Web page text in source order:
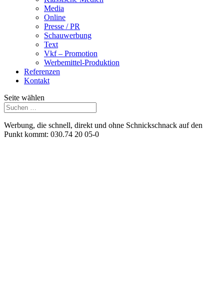
Media
Online
Presse / PR
Schauwerbung
Text
Vkf – Promotion
Werbemittel-Produktion
Referenzen
Kontakt
Seite wählen
Werbung, die schnell, direkt und ohne Schnickschnack auf den
Punkt kommt: 030.74 20 05-0